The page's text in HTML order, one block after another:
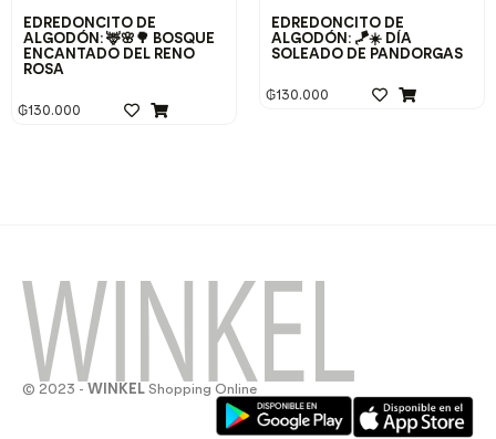
EDREDONCITO DE
ALGODÓN: 🦌🌸🌳 BOSQUE
ENCANTADO DEL RENO
ROSA
₲130.000
EDREDONCITO DE
ALGODÓN: 🪁☀️ DÍA
SOLEADO DE PANDORGAS
₲130.000
© 2023 - WINKEL Shopping Online